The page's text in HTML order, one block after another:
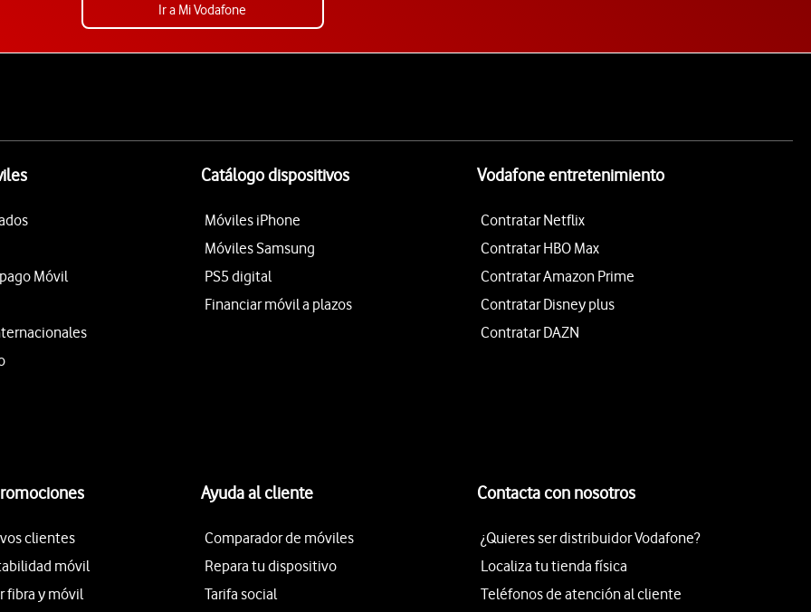
Ir a Mi Vodafone
Móvil
Catálogo dispositivos
Móviles iPhone
Móviles Samsung
PS5 digital
Financiar móvil a plazos
Vodafone entretenimiento
Contratar Netflix
Contratar HBO Max
Contratar Amazon Prime
Contratar Disney plus
Contratar DAZN
clientes
móvil
fibra y móvil
Ayuda al cliente
Comparador de móviles
Repara tu dispositivo
Tarifa social
Contacta con nosotros
¿Quieres ser distribuidor Vodafone?
Localiza tu tienda física
Teléfonos de atención al cliente